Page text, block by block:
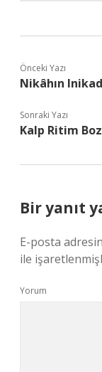
Önceki Yazı
Nikâhın
Sonraki Yazı
Kalp Ritim
Bir yanıt
E-posta
ile
Yorum